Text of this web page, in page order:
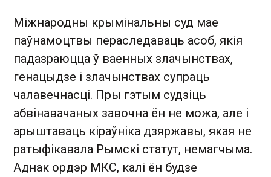
Міжнародны крымінальны суд мае
паўнамоцтвы пераследаваць асоб, якія
падазраюцца ў ваенных злачынствах,
генацыдзе і злачынствах супраць
чалавечнасці. Пры гэтым судзіць
абвінавачаных завочна ён не можа, але і
арыштаваць кіраўніка дзяржавы, якая не
ратыфікавала Рымскі статут, немагчыма.
Аднак ордэр МКС, калі ён будзе